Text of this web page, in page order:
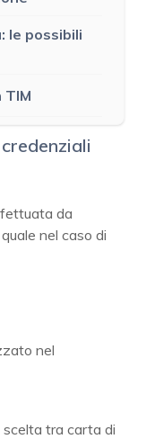
le possibili
da
quale nel caso di
nel
scelta tra carta di